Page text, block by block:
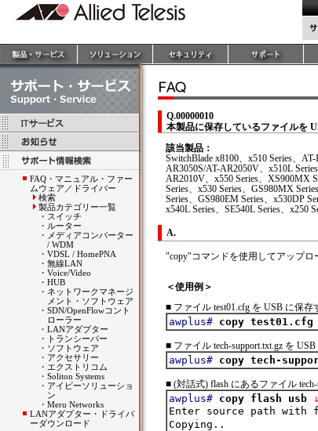
FAQ・マニュアル・ファー
ムウェア／ドライバー
検索
製品カテゴリー一覧
・ スイッチ
・ ルーター
・ メディアコンバーター
/ WDM
・ VDSL / HomePNA
・ 無線LAN
・ Voice/Video
・ HUB
・ ネットワークマネージ
メント・ソフトウェア
・ SDN/OpenFlowコント
ローラー
・ LANアダプター
・
トランシーバー
・ ソフトウェア
・ アクセサリー
・ エクストリコム
・ Soliton Systems
・ アイビーソリューショ
ン
・ Meru Networks
LANアダプター・ドライバ
ーダウンロード
Q.00000010
本製品に保存しているファイルを
該当製品：
SwitchBlade x8100、x510 Series、
AR3050S/AT-AR2050V、x510L
AR2010V、x550 Series、XS900MX
Series、x530 Series、GS980MX
Series、GS980EM Series、x530DP
x540L Series、SE540L Series、x250
A.
"copy"コマンドを使用してアップロ
＜使用例＞
■ ファイル test01.cfg を USB に保存
awplus# copy test01.cfg
■ ファイル tech-support.txt.gz を USB
awplus# copy tech-
■ (対話式) flash にあるファイル
awplus# copy flash usb ↓
Enter source path with
Copying..